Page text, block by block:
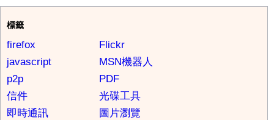
標籤
firefox
Flickr
javascript
MSN機器人
p2p
PDF
信件
光碟工具
即時通訊
圖片瀏覽